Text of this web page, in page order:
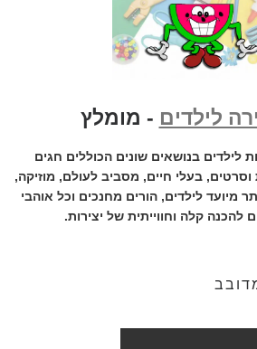
לילדים - מומלץ
לילדים בנושאים שונים הכוללים חגים
וסרטים, בעלי חיים, מסביב לעולם, מוזיקה,
מיועד לילדים, הורים מחנכים וכל אוהבי
להכנה קלה וחווייתית של יצירות.